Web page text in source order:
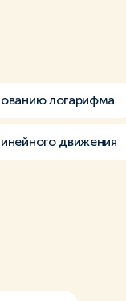
логарифма
движения